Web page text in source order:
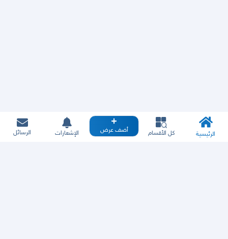
الرئيسية كل الأقسام أضف عرض الإشعارات الرسائل